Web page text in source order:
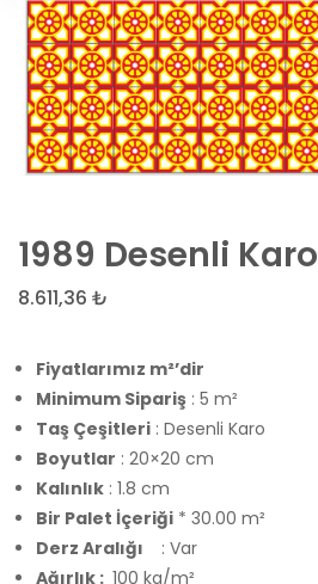
1989 Desenli Karo
8.611,36 ₺
Fiyatlarımız m²’dir
Minimum Sipariş : 5 m²
Taş Çeşitleri : Desenli Karo
Boyutlar : 20×20 cm
Kalınlık : 1.8 cm
Bir Palet İçeriği * 30.00 m²
Derz Aralığı
: Var
Ağırlık : 100 kg/m²